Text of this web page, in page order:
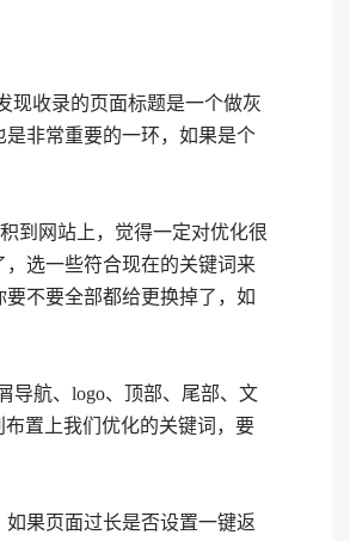
现收录的页面标题是一个做灰
非常重要的一环，如果是个
到网站上，觉得一定对优化很
选一些符合现在的关键词来
不要全部都给更换掉了，如
导航、logo、顶部、尾部、文
置上我们优化的关键词，要
果页面过长是否设置一键返